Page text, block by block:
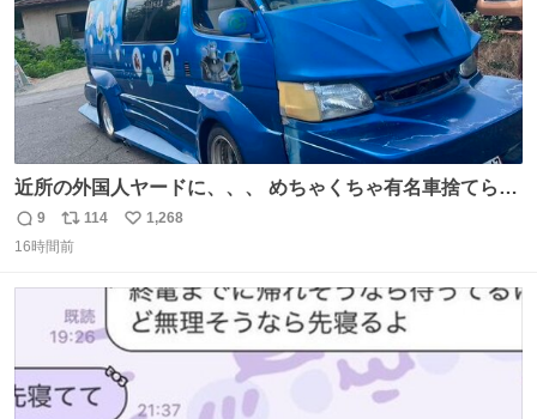
近所の外国人ヤードに、、、 めちゃくちゃ有名車捨てられ
てました😭 外装ぼろぼろだし、、 中も何にも残ってない
し、、 可哀想に😢😢 今まで数十年お疲れ様でした、、 #バ
返
信
9
リ
ポ
ト
数
114
い
数
1,268
16時間前